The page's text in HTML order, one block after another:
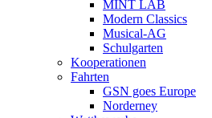
MINT LAB
Modern Classics
Musical-AG
Schulgarten
Kooperationen
Fahrten
GSN goes Europe
Norderney